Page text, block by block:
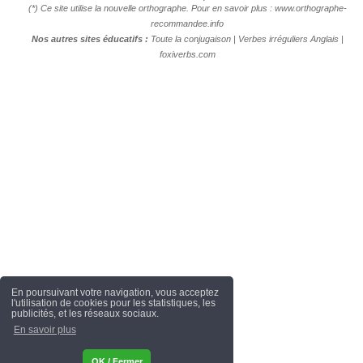
En poursuivant votre navigation, vous acceptez
l'utilisation de cookies pour les statistiques, les
publicités, et les réseaux sociaux.
En savoir plus
(*) Ce site utilise la nouvelle orthographe. Pour en savoir plus : www.orthographe-
recommandee.info
Nos autres sites éducatifs : Toute la conjugaison| Verbes irréguliers Anglais |
foxiverbs.com